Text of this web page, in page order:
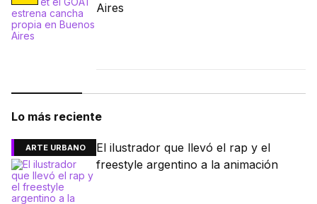
Aires
Lo más reciente
ARTE URBANO
El ilustrador que llevó el rap y el
freestyle argentino a la animación